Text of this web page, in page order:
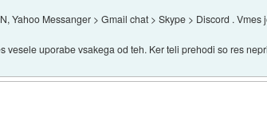
Yahoo Messanger > Gmail chat > Skype > Discord .
vesele uporabe vsakega od teh. Ker teli prehodi so res